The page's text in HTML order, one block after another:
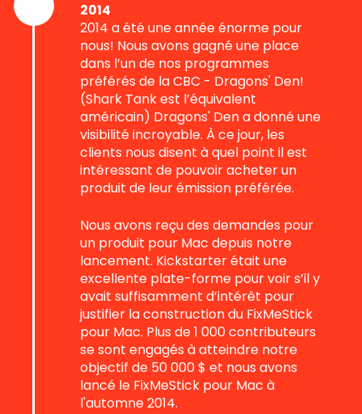
2014
2014 a été une année énorme pour
nous! Nous avons gagné une place
dans l’un de nos programmes
préférés de la CBC - Dragons' Den!
(Shark Tank est l’équivalent
américain) Dragons' Den a donné une
visibilité incroyable. À ce jour, les
clients nous disent à quel point il est
intéressant de pouvoir acheter un
produit de leur émission préférée.
Nous avons reçu des demandes pour
un produit pour Mac depuis notre
lancement. Kickstarter était une
excellente plate-forme pour voir s’il y
avait suffisamment d’intérêt pour
justifier la construction du FixMeStick
pour Mac. Plus de 1 000 contributeurs
se sont engagés à atteindre notre
objectif de 50 000 $ et nous avons
lancé le FixMeStick pour Mac à
l'automne 2014.